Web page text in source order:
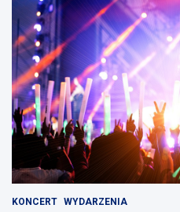
KONCERT WYDARZENIA